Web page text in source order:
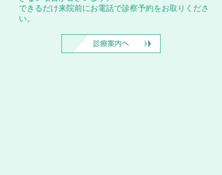
できるだけ来院前にお電話で診察予約をお取りくださ
い。